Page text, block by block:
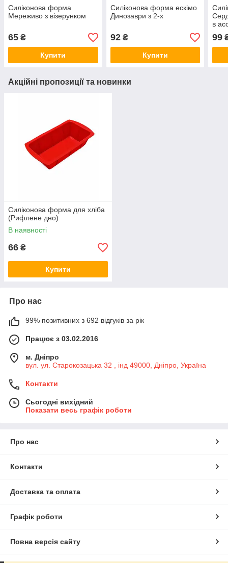
Силіконова форма
Мереживо з візерунком
65 ₴
Купити
Силіконова форма ескімо
Динозаври з 2-х
92₴
Купити
в
99
Акційні пропозиції та новинки
Силіконова форма для хліба
(Рифлене дно)
В наявності
66 ₴
Купити
Про нас
99% позитивних з 692 відгуків за рік
Працює з 03.02.2016
м. Дніпро
вул. ул. Старокозацька 32 , інд 49000, Дніпро, Україна
Контакти
Сьогодні вихідний
Показати весь графік роботи
Про нас
Контакти
Доставка та оплата
Графік роботи
Повна версія сайту